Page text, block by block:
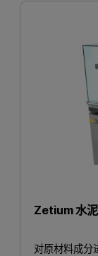
Zetium 水
对原材料成分